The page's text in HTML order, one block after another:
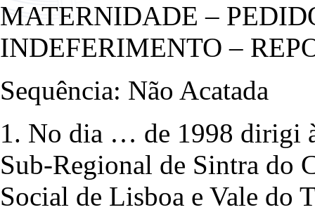
MATERNIDADE –
INDEFERIMENTO –
Sequência: Não Acatada
1. No dia … de 1998 dirigi
Sub-Regional de Sintra do
Social de Lisboa e Vale do